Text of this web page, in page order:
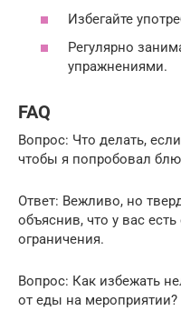
Избегайте
Регулярно
упражнениями.
FAQ
Вопрос: Что делать,
чтобы я попробовал
Ответ: Вежливо, но
объяснив, что у вас
ограничения.
Вопрос: Как избежать
от еды на мероприятии?